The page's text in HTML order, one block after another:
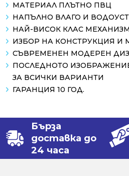
МАТЕРИАЛ ПЛЪТНО ПВЦ
НАПЪЛНО ВЛАГО И
НАЙ-ВИСОК КЛАС
ИЗБОР НА КОНСТРУКЦИЯ И
СЪВРЕМЕНЕН МОДЕРЕН
ПОСЛЕДНОТО
ЗА ВСИЧКИ ВАРИАНТИ
ГАРАНЦИЯ 10 ГОД.
Бърза
доставка до
24 часа